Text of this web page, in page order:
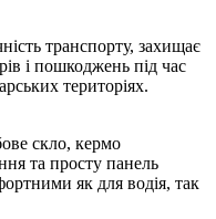
транспорту, захищає
і пошкоджень під час
територіях.
скло, кермо
та просту панель
як для водія, так